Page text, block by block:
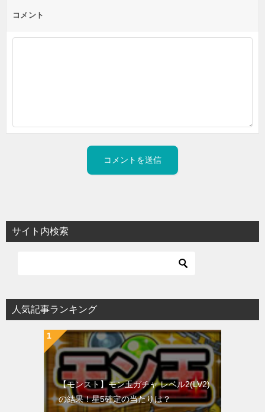
コメント
サイト内検索
人気記事ランキング
【モンスト】モン玉ガチャ レベル2(LV2)
の結果！星5確定の当たりは？